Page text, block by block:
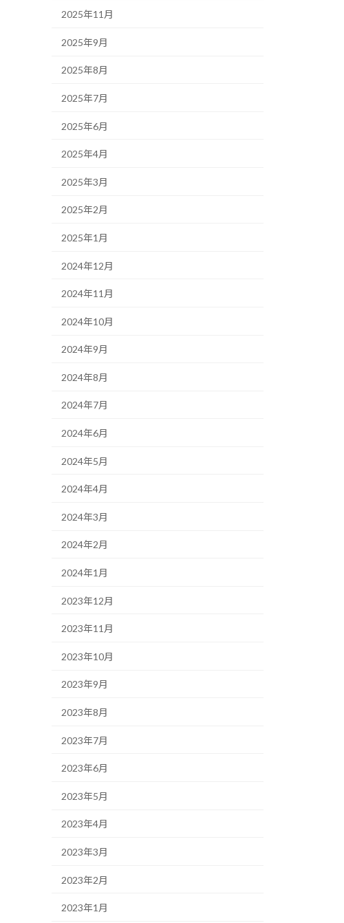
2025年11月
2025年9月
2025年8月
2025年7月
2025年6月
2025年4月
2025年3月
2025年2月
2025年1月
2024年12月
2024年11月
2024年10月
2024年9月
2024年8月
2024年7月
2024年6月
2024年5月
2024年4月
2024年3月
2024年2月
2024年1月
2023年12月
2023年11月
2023年10月
2023年9月
2023年8月
2023年7月
2023年6月
2023年5月
2023年4月
2023年3月
2023年2月
2023年1月